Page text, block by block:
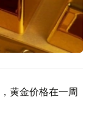
黄金价格在一周